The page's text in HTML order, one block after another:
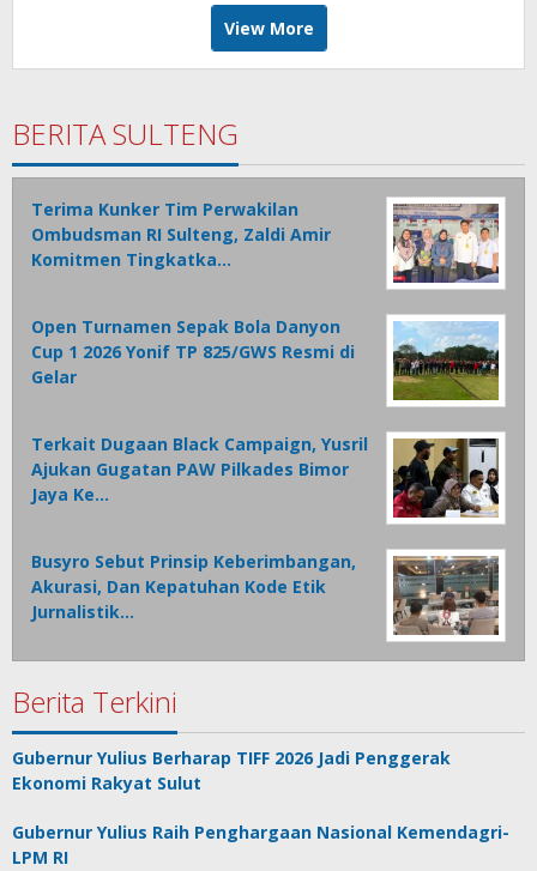
View More
BERITA SULTENG
Terima Kunker Tim Perwakilan
Ombudsman RI Sulteng, Zaldi Amir
Komitmen Tingkatka…
Open Turnamen Sepak Bola Danyon
Cup 1 2026 Yonif TP 825/GWS Resmi di
Gelar
Terkait Dugaan Black Campaign, Yusril
Ajukan Gugatan PAW Pilkades Bimor
Jaya Ke…
Busyro Sebut Prinsip Keberimbangan,
Akurasi, Dan Kepatuhan Kode Etik
Jurnalistik…
Berita Terkini
Gubernur Yulius Berharap TIFF 2026 Jadi Penggerak
Ekonomi Rakyat Sulut
Gubernur Yulius Raih Penghargaan Nasional Kemendagri-
LPM RI